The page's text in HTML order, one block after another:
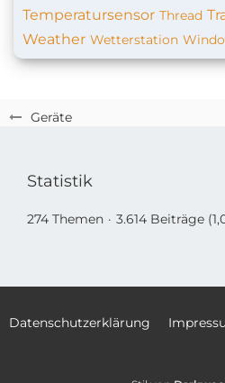
Geräte
Temperatursensor Thread
Weather Wetterstation
Statistik
274 Themen 3.614 Beiträge
Datenschutzerklärung